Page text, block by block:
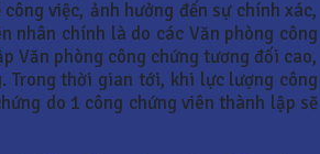
việc, ảnh hưởng đến sự chính xác,
nhân chính là do các Văn phòng công
Văn phòng công chứng tương đối cao,
Trong thời gian tới, khi lực lượng công
do 1 công chứng viên thành lập sẽ